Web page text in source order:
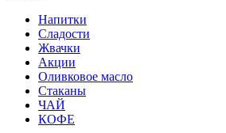
Напитки
Сладости
Жвачки
Акции
Оливковое масло
Стаканы
ЧАЙ
КОФЕ